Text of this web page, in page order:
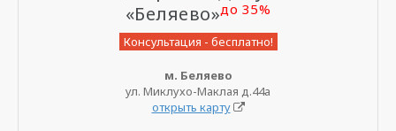
«Беляево»до 35%
Консультация - бесплатно!
м. Беляево
ул. Миклухо-Маклая д.44а
открыть карту